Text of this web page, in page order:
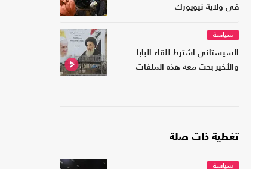
في ولاية نيويورك
سياسة
السيستاني اشترط للقاء البابا..
والأخير بحث معه هذه الملفات
تغطية ذات صلة
سياسة